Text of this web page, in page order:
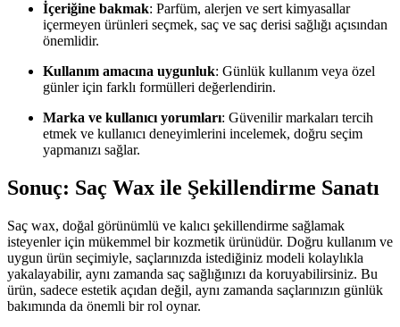
İçeriğine bakmak: Parfüm, alerjen ve sert kimyasallar
içermeyen ürünleri seçmek, saç ve saç derisi sağlığı açısından
önemlidir.
Kullanım amacına uygunluk: Günlük kullanım veya özel
günler için farklı formülleri değerlendirin.
Marka ve kullanıcı yorumları: Güvenilir markaları tercih
etmek ve kullanıcı deneyimlerini incelemek, doğru seçim
yapmanızı sağlar.
Sonuç: Saç Wax ile Şekillendirme Sanatı
Saç wax, doğal görünümlü ve kalıcı şekillendirme sağlamak
isteyenler için mükemmel bir kozmetik ürünüdür. Doğru kullanım ve
uygun ürün seçimiyle, saçlarınızda istediğiniz modeli kolaylıkla
yakalayabilir, aynı zamanda saç sağlığınızı da koruyabilirsiniz. Bu
ürün, sadece estetik açıdan değil, aynı zamanda saçlarınızın günlük
bakımında da önemli bir rol oynar.